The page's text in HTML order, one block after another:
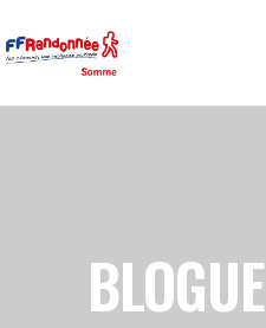
BLOGUE